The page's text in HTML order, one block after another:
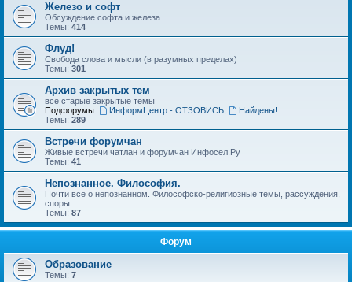
Железо и софт
Обсуждение софта и железа
Темы: 414
Флуд!
Свобода слова и мысли (в разумных пределах)
Темы: 301
Архив закрытых тем
все старые закрытые темы
Подфорумы:
ИнформЦентр - ОТЗОВИСЬ,
Найдены!
Темы: 289
Встречи форумчан
Живые встречи чатлан и форумчан Инфосел.Ру
Темы: 41
Непознанное. Философия.
Почти всё о непознанном. Философско-религиозные темы, рассуждения,
споры.
Темы: 87
Форум
Образование
Темы: 7